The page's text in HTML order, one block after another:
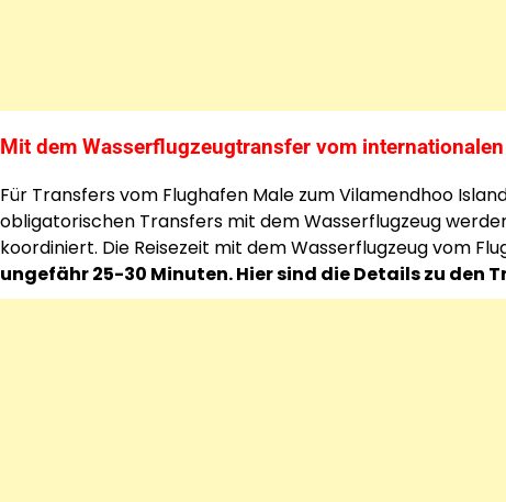
Mit dem Wasserflugzeugtransfer vom
Für Transfers vom Flughafen Male zum Vilamendhoo
obligatorischen Transfers mit dem Wasserflugzeug
koordiniert. Die Reisezeit mit dem Wasserflugzeug vom
ungefähr 25-30 Minuten. Hier sind die Details zu den